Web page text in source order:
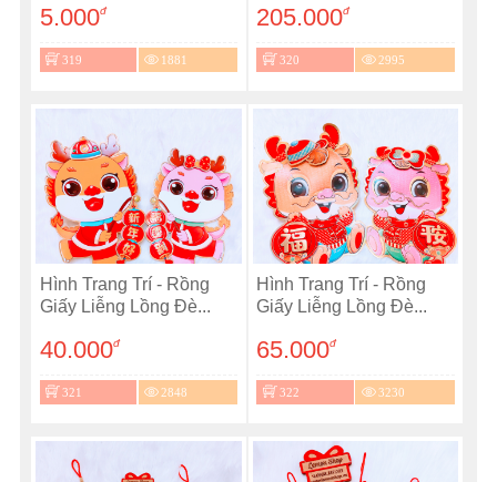
5.000đ
319 1881
205.000đ
320 2995
Hình Trang Trí - Rồng
Giấy Liễng Lồng Đè...
40.000đ
321 2848
Hình Trang Trí - Rồng
Giấy Liễng Lồng Đè...
65.000đ
322 3230